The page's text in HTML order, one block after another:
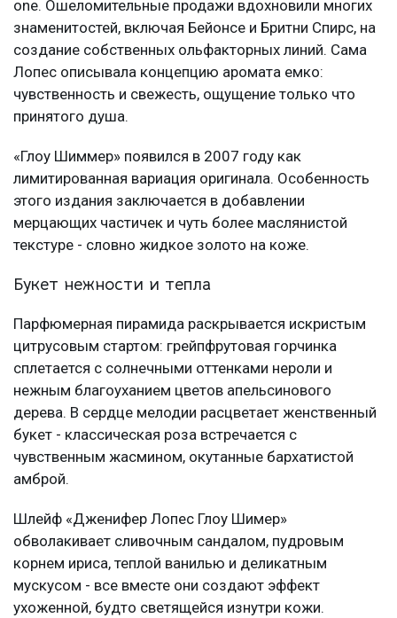
one. Ошеломительные продажи вдохновили многих
знаменитостей, включая Бейонсе и Бритни Спирс, на
создание собственных ольфакторных линий. Сама
Лопес описывала концепцию аромата емко:
чувственность и свежесть, ощущение только что
принятого душа.
«Глоу Шиммер» появился в 2007 году как
лимитированная вариация оригинала. Особенность
этого издания заключается в добавлении
мерцающих частичек и чуть более маслянистой
текстуре - словно жидкое золото на коже.
Букет нежности и тепла
Парфюмерная пирамида раскрывается искристым
цитрусовым стартом: грейпфрутовая горчинка
сплетается с солнечными оттенками нероли и
нежным благоуханием цветов апельсинового
дерева. В сердце мелодии расцветает женственный
букет - классическая роза встречается с
чувственным жасмином, окутанные бархатистой
амброй.
Шлейф «Дженифер Лопес Глоу Шимер»
обволакивает сливочным сандалом, пудровым
корнем ириса, теплой ванилью и деликатным
мускусом - все вместе они создают эффект
ухоженной, будто светящейся изнутри кожи.